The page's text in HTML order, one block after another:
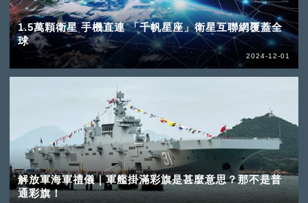
1.5萬顆衛星 手機直連 「千帆星座」衛星互聯網覆蓋全
球
2024-12-01
解放軍海軍禮儀｜軍艦掛滿彩旗是甚麼意思？那不是普
通彩旗！